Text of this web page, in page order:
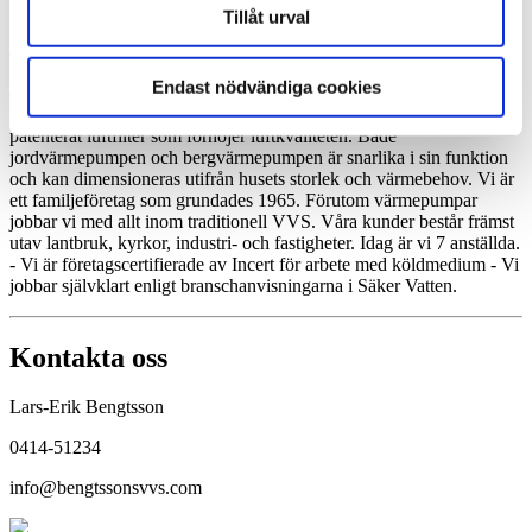
Tillåt urval
Endast nödvändiga cookies
luftvärmepumpar använder är luften. Luftvärmepumparna finns som
luft/luft värmepump och som luft/vattenvärmepumpar som är enklare
att montera än bergvärmepumpen och jordvärmepumpen. Oftast
delar som monteras var för sig, en utomhus och en inomhus.
Luftvärmepumparna är försedda med aerodynamiska EC-fläktar och
patenterat luftfilter som förhöjer luftkvaliteten. Både
jordvärmepumpen och bergvärmepumpen är snarlika i sin funktion
och kan dimensioneras utifrån husets storlek och värmebehov. Vi är
ett familjeföretag som grundades 1965. Förutom värmepumpar
jobbar vi med allt inom traditionell VVS. Våra kunder består främst
utav lantbruk, kyrkor, industri- och fastigheter. Idag är vi 7 anställda.
- Vi är företagscertifierade av Incert för arbete med köldmedium - Vi
jobbar självklart enligt branschanvisningarna i Säker Vatten.
Kontakta oss
Lars-Erik Bengtsson
0414-51234
info@bengtssonsvvs.com